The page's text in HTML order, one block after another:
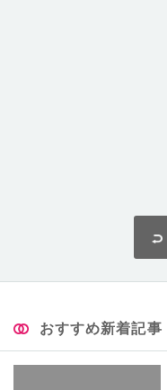
おすすめ新着記事